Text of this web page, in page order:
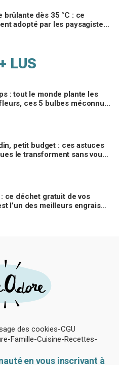
brûlante dès 35 °C : ce
adopté par les paysagistes
LUS
: tout le monde plante les
ces 5 bulbes méconnus
petit budget : ces astuces
le transforment sans vous
ce déchet gratuit de vos
l’un des meilleurs engrais
des cookies CGU
Famille Cuisine Recettes
en vous inscrivant à